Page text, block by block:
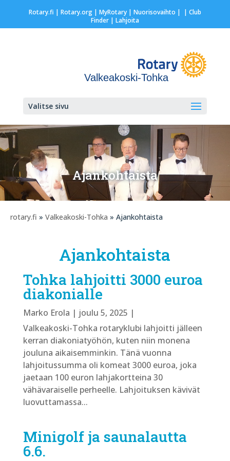
Rotary.fi | Rotary.org| MyRotary | Nuorisovaihto | | Club
Finder| Lahjoita
Valkeakoski-Tohka
Valitse sivu
Ajankohtaista
rotary.fi » Valkeakoski-Tohka » Ajankohtaista
Ajankohtaista
Tohka lahjoitti 3000 euroa
diakonialle
Marko Erola | joulu 5, 2025 |
Valkeakoski-Tohka rotaryklubi lahjoitti jälleen
kerran diakoniatyöhön, kuten niin monena
jouluna aikaisemminkin. Tänä vuonna
lahjoitussumma oli komeat 3000 euroa, joka
jaetaan 100 euron lahjakortteina 30
vähävaraiselle perheelle. Lahjoituksen kävivät
luovuttamassa...
Minigolf ja saunalautta
6.6.